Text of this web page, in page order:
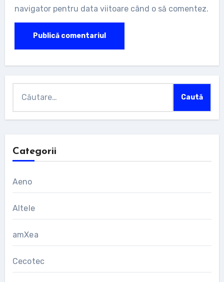
navigator pentru data viitoare când o să comentez.
după:
Categorii
Aeno
Altele
amXea
Cecotec